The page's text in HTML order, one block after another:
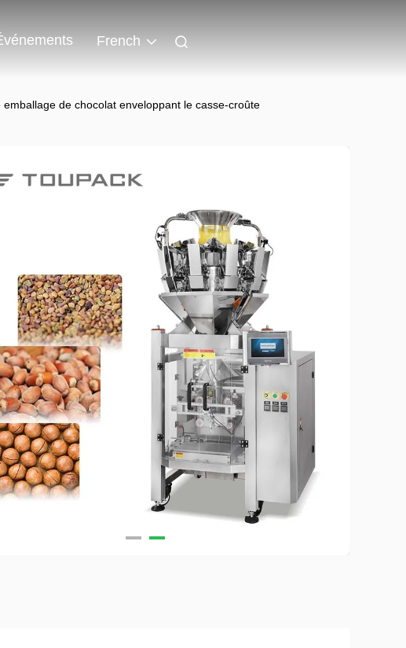
French
de chocolat enveloppant le casse-croûte